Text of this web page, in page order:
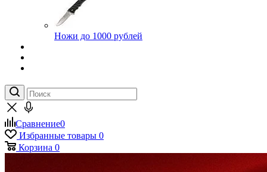
Ножи до 1000 рублей
Сравнение0
Избранные товары 0
Корзина 0